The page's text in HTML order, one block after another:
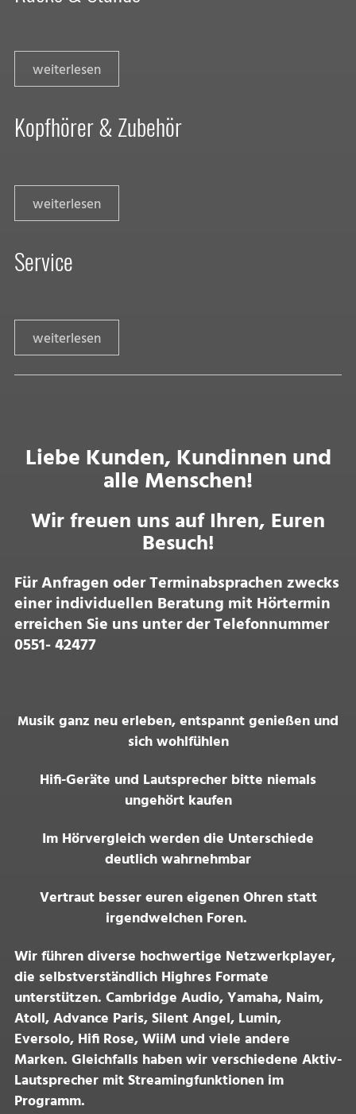
weiterlesen
Kopfhörer & Zubehör
weiterlesen
Service
weiterlesen
Liebe Kunden, Kundinnen und
alle Menschen!
Wir freuen uns auf Ihren, Euren
Besuch!
Für Anfragen oder Terminabsprachen zwecks
einer individuellen Beratung mit Hörtermin
erreichen Sie uns unter der Telefonnummer
0551- 42477
Musik ganz neu erleben, entspannt genießen und
sich wohlfühlen
Hifi-Geräte und Lautsprecher bitte niemals
ungehört kaufen
Im Hörvergleich werden die Unterschiede
deutlich wahrnehmbar
Vertraut besser euren eigenen Ohren statt
irgendwelchen Foren.
Wir führen diverse hochwertige Netzwerkplayer,
die selbstverständlich Highres Formate
unterstützen. Cambridge Audio, Yamaha, Naim,
Atoll, Advance Paris, Silent Angel, Lumin,
Eversolo, Hifi Rose, WiiM und viele andere
Marken. Gleichfalls haben wir verschiedene Aktiv-
Lautsprecher mit Streamingfunktionen im
Programm.